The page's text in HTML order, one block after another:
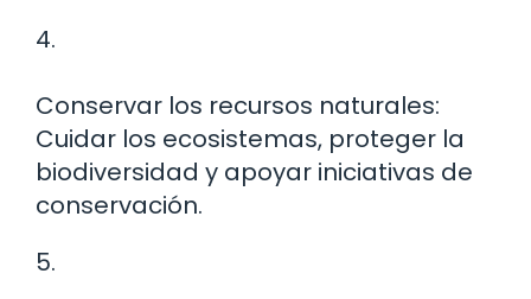
4.
Conservar los recursos naturales:
Cuidar los ecosistemas, proteger la
biodiversidad y apoyar iniciativas de
conservación.
5.